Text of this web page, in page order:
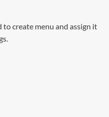
to create menu and assign it